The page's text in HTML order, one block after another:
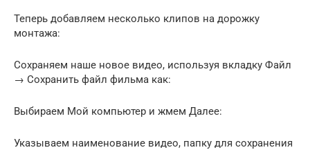
Теперь добавляем несколько клипов на дорожку
монтажа:
Сохраняем наше новое видео, используя вкладку Файл
→ Сохранить файл фильма как:
Выбираем Мой компьютер и жмем Далее:
Указываем наименование видео, папку для сохранения